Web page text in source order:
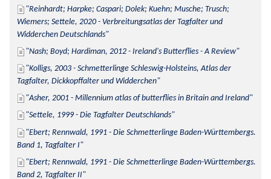
Reinhardt; Harpke; Caspari; Dolek; Kuehn; Musche; Trusch;
Wiemers; Settele, 2020 - Verbreitungsatlas der Tagfalter und
Widderchen Deutschlands
Nash; Boyd; Hardiman, 2012 - Ireland's Butterflies - A Review
Kolligs, 2003 - Schmetterlinge Schleswig-Holsteins, Atlas der
Tagfalter, Dickkopffalter und Widderchen
Asher, 2001 - Millennium atlas of butterflies in Britain and Ireland
Settele, 1999 - Die Tagfalter Deutschlands
Ebert; Rennwald, 1991 - Die Schmetterlinge Baden-Württembergs.
Band 1, Tagfalter I
Ebert; Rennwald, 1991 - Die Schmetterlinge Baden-Württembergs.
Band 2, Tagfalter II